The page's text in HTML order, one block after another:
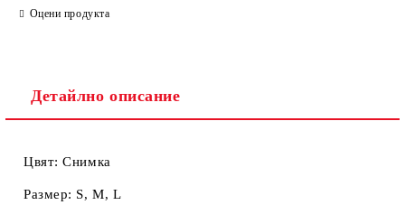
Оцени продукта
Детайлно описание
Цвят: Снимка
Размер: S, M, L